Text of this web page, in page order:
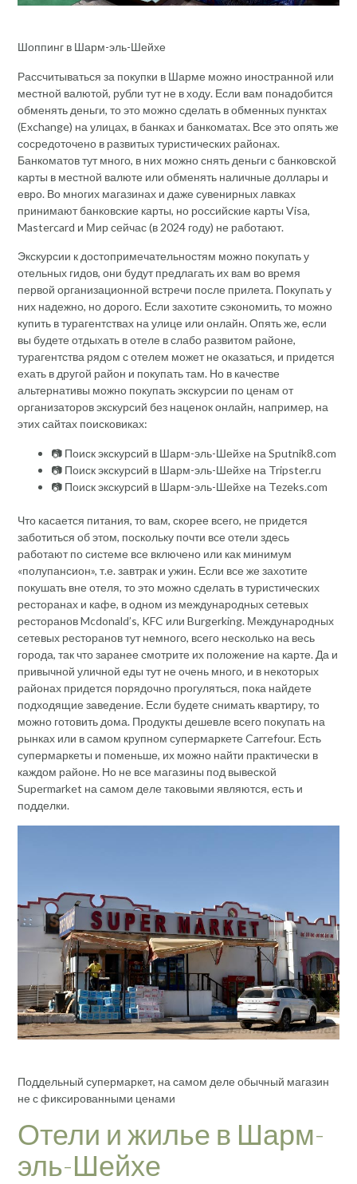
Шоппинг в Шарм-эль-Шейхе
Рассчитываться за покупки в Шарме можно иностранной или
местной валютой, рубли тут не в ходу. Если вам понадобится
обменять деньги, то это можно сделать в обменных пунктах
(Exchange) на улицах, в банках и банкоматах. Все это опять же
сосредоточено в развитых туристических районах.
Банкоматов тут много, в них можно снять деньги с банковской
карты в местной валюте или обменять наличные доллары и
евро. Во многих магазинах и даже сувенирных лавках
принимают банковские карты, но российские карты Visa,
Mastercard и Мир сейчас (в 2024 году) не работают.
Экскурсии к достопримечательностям можно покупать у
отельных гидов, они будут предлагать их вам во время
первой организационной встречи после прилета. Покупать у
них надежно, но дорого. Если захотите сэкономить, то можно
купить в турагентствах на улице или онлайн. Опять же, если
вы будете отдыхать в отеле в слабо развитом районе,
турагентства рядом с отелем может не оказаться, и придется
ехать в другой район и покупать там. Но в качестве
альтернативы можно покупать экскурсии по ценам от
организаторов экскурсий без наценок онлайн, например, на
этих сайтах поисковиках:
📷 Поиск экскурсий в Шарм-эль-Шейхе на Sputnik8.com
📷 Поиск экскурсий в Шарм-эль-Шейхе на Tripster.ru
📷 Поиск экскурсий в Шарм-эль-Шейхе на Tezeks.com
Что касается питания, то вам, скорее всего, не придется
заботиться об этом, поскольку почти все отели здесь
работают по системе все включено или как минимум
«полупансион», т.е. завтрак и ужин. Если все же захотите
покушать вне отеля, то это можно сделать в туристических
ресторанах и кафе, в одном из международных сетевых
ресторанов Mcdonald’s, KFC или Burgerking. Международных
сетевых ресторанов тут немного, всего несколько на весь
города, так что заранее смотрите их положение на карте. Да и
привычной уличной еды тут не очень много, и в некоторых
районах придется порядочно прогуляться, пока найдете
подходящие заведение. Если будете снимать квартиру, то
можно готовить дома. Продукты дешевле всего покупать на
рынках или в самом крупном супермаркете Carrefour. Есть
супермаркеты и поменьше, их можно найти практически в
каждом районе. Но не все магазины под вывеской
Supermarket на самом деле таковыми являются, есть и
подделки.
Поддельный супермаркет, на самом деле обычный магазин
не с фиксированными ценами
Отели и жилье в Шарм-
эль-Шейхе